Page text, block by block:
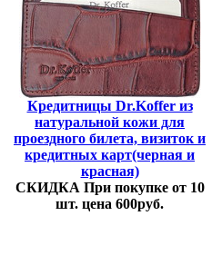
Кредитницы Dr.Koffer из
натуральной кожи для
проездного билета, визиток и
кредитных карт(черная и
красная)
СКИДКА При покупке от 10
шт. цена 600руб.